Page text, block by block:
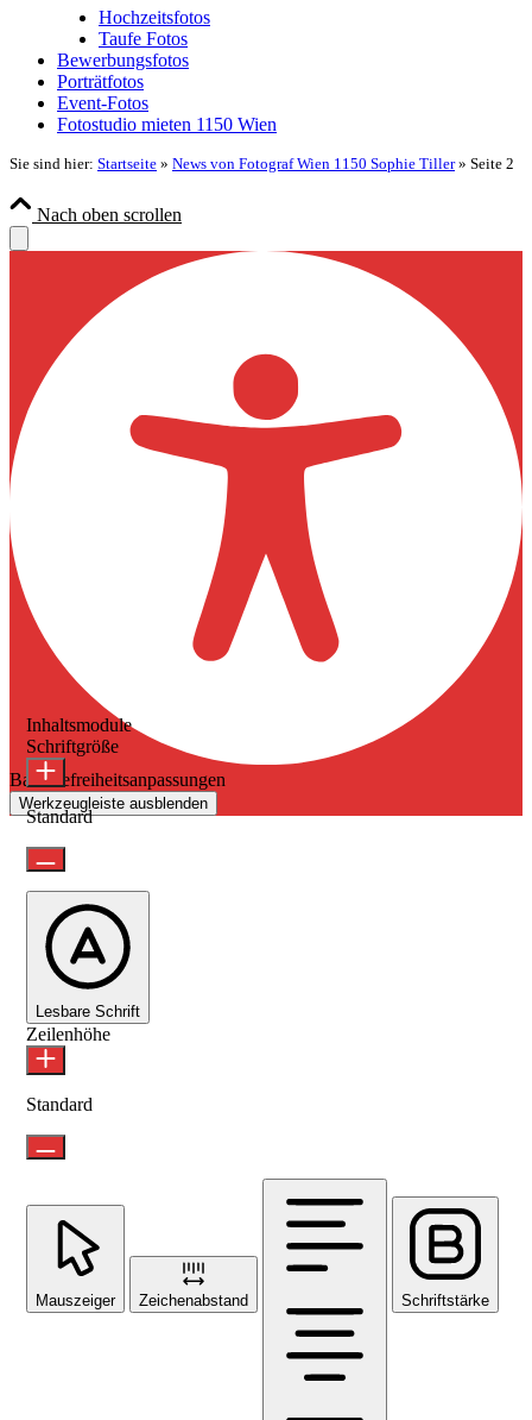
Hochzeitsfotos
Taufe Fotos
Bewerbungsfotos
Porträtfotos
Event-Fotos
Fotostudio mieten 1150 Wien
Sie sind hier: Startseite » News von Fotograf Wien 1150 Sophie Tiller» Seite 2
Nach oben scrollen
Barrierefreiheitsanpassungen
Werkzeugleiste ausblenden
Inhaltsmodule
Schriftgröße
Standard
Lesbare Schrift
Zeilenhöhe
Standard
Mauszeiger Zeichenabstand Schriftstärke